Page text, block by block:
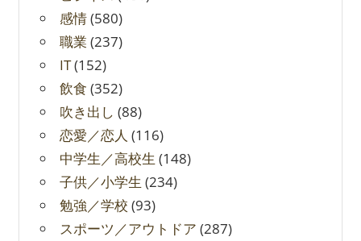
感情(580)
職業 (237)
IT(152)
飲食 (352)
吹き出し (88)
恋愛／恋人 (116)
中学生／高校生 (148)
子供／小学生 (234)
勉強／学校 (93)
スポーツ／アウトドア (287)